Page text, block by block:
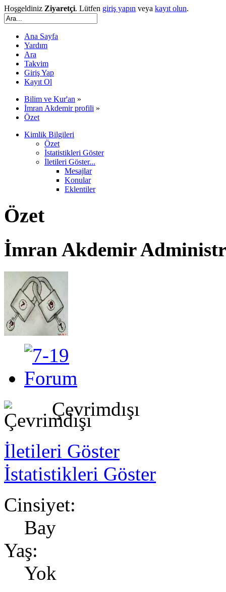
Hoşgeldiniz Ziyaretçi. Lütfen giriş yapın veya kayıt olun.
Ana Sayfa
Yardım
Ara
Takvim
Giriş Yap
Kayıt Ol
Bilim ve Kur'an »
İmran Akdemir profili »
Özet
Kimlik Bilgileri
Özet
İstatistikleri Göster
İletileri Göster...
Mesajlar
Konular
Eklentiler
Özet
İmran Akdemir
Çevrimdışı
İletileri Göster
İstatistikleri Göster
Cinsiyet:
Bay
Yaş:
Yok